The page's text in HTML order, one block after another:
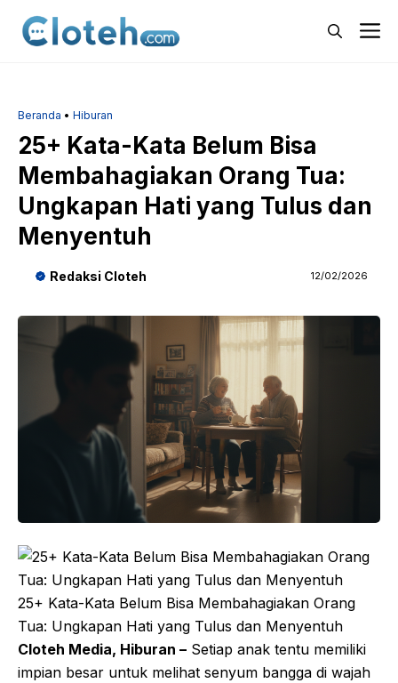
Beranda • Hiburan
25+ Kata-Kata Belum Bisa
Membahagiakan Orang Tua:
Ungkapan Hati yang Tulus dan
Menyentuh
Redaksi Cloteh 12/02/2026
25+ Kata-Kata Belum Bisa Membahagiakan Orang
Tua: Ungkapan Hati yang Tulus dan Menyentuh
Cloteh Media, Hiburan – Setiap anak tentu memiliki
impian besar untuk melihat senyum bangga di wajah